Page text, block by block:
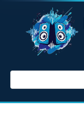
контенту